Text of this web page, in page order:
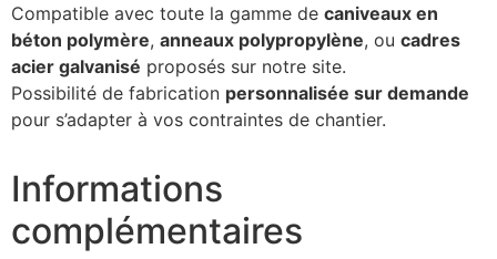
Compatible avec toute la gamme de caniveaux en
béton polymère, anneaux polypropylène, ou cadres
acier galvanisé proposés sur notre site.
Possibilité de fabrication personnalisée sur demande
pour s’adapter à vos contraintes de chantier.
Informations
complémentaires